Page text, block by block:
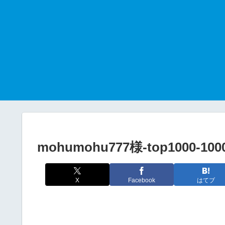
mohumohu777様-top1000-
X Facebook はてブ